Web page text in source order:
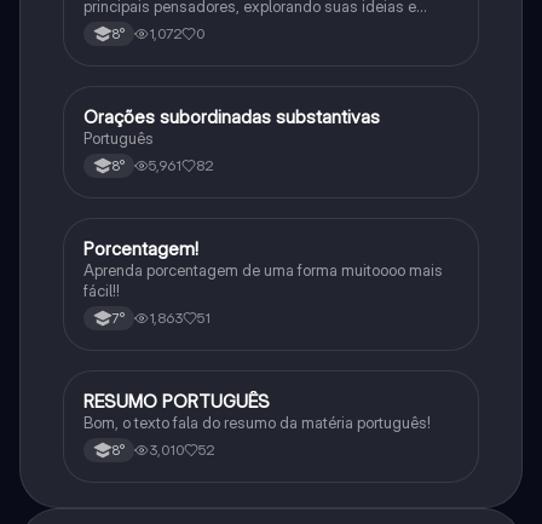
principais pensadores, explorando suas ideias e
impacto histórico.
8° 1,072 0
OPortuguês
Orações subordinadas substantivas
Português
8° 5,961 82
PMatematica
Porcentagem!
Aprenda porcentagem de uma forma muitoooo mais
fácil!!
7° 1,863 51
RPortuguês
RESUMO PORTUGUÊS
Bom, o texto fala do resumo da matéria português!
8° 3,010 52